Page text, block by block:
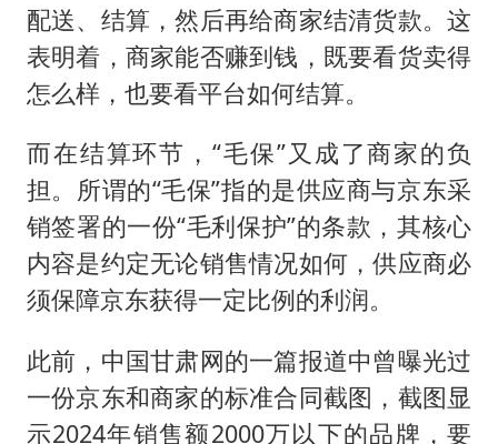
配送、结算，然后再给商家结清货款。这
表明着，商家能否赚到钱，既要看货卖得
怎么样，也要看平台如何结算。
而在结算环节，“毛保”又成了商家的负
担。所谓的“毛保”指的是供应商与京东采
销签署的一份“毛利保护”的条款，其核心
内容是约定无论销售情况如何，供应商必
须保障京东获得一定比例的利润。
此前，中国甘肃网的一篇报道中曾曝光过
一份京东和商家的标准合同截图，截图显
示2024年销售额2000万以下的品牌，要